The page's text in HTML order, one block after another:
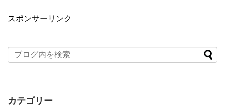
スポンサーリンク
カテゴリー